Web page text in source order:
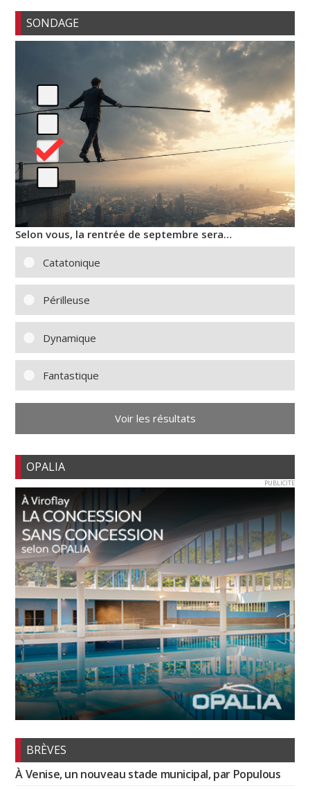
SONDAGE
Selon vous, la rentrée de septembre sera…
Catatonique
Périlleuse
Dynamique
Fantastique
Voir les résultats
OPALIA
PUBLICITE
BRÈVES
À Venise, un nouveau stade municipal, par Populous